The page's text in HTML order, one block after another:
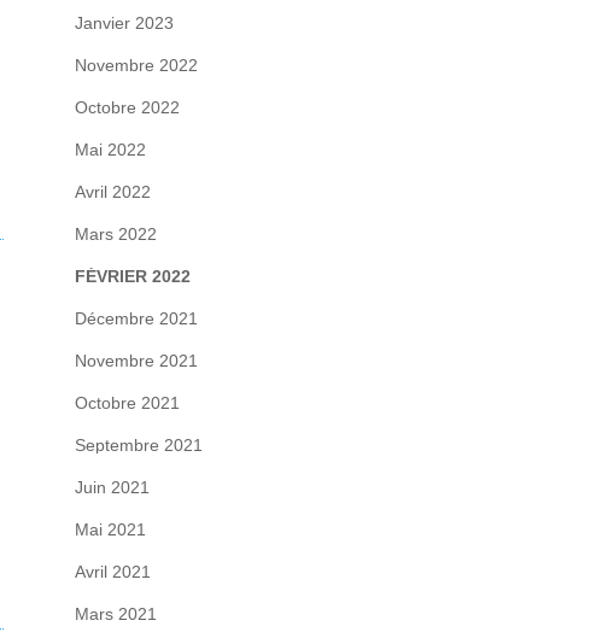
Janvier 2023
Novembre 2022
Octobre 2022
Mai 2022
Avril 2022
Mars 2022
FÉVRIER 2022
Décembre 2021
Novembre 2021
Octobre 2021
Septembre 2021
Juin 2021
Mai 2021
Avril 2021
Mars 2021